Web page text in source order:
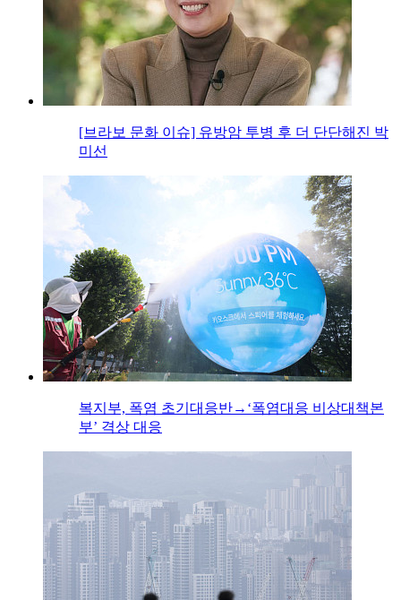
[브라보 문화 이슈] 유방암 투병 후 더 단단해진 박
미선
복지부, 폭염 초기대응반→‘폭염대응 비상대책본
부’ 격상 대응